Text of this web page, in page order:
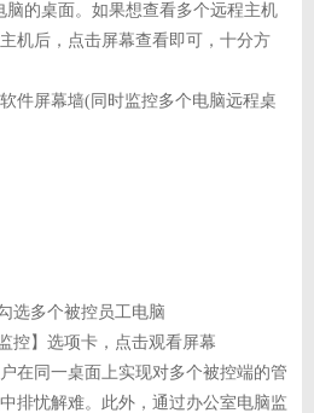
脑的桌面。如果想查看多个远程主机
机后，点击屏幕查看即可，十分方
屏幕墙(同时监控多个电脑远程桌
多个被控员工电脑
】选项卡，点击观看屏幕
同一桌面上实现对多个被控端的管
排忧解难。此外，通过办公室电脑监